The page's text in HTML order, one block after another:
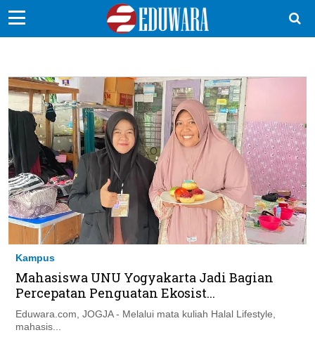
Sekolah Kita
Vokasi
Kampus
Idea
Sains
EduDana
Kampus
Mahasiswa UNU Yogyakarta Jadi Bagian
Percepatan Penguatan Ekosist...
Eduwara.com, JOGJA - Melalui mata kuliah Halal Lifestyle,
mahasis...